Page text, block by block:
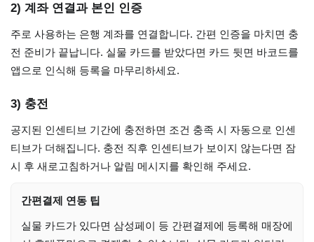
2) 계좌 연결과 본인 인증
주로 사용하는 은행 계좌를 연결합니다. 간편 인증을 마치면 충
전 준비가 끝납니다. 실물 카드를 받았다면 카드 뒷면 바코드를
앱으로 인식해 등록을 마무리하세요.
3) 충전
공지된 인센티브 기간에 충전하면 조건 충족 시 자동으로 인센
티브가 더해집니다. 충전 직후 인센티브가 보이지 않는다면 잠
시 후 새로고침하거나 알림 메시지를 확인해 주세요.
간편결제 연동 팁
실물 카드가 있다면 삼성페이 등 간편결제에 등록해 매장에